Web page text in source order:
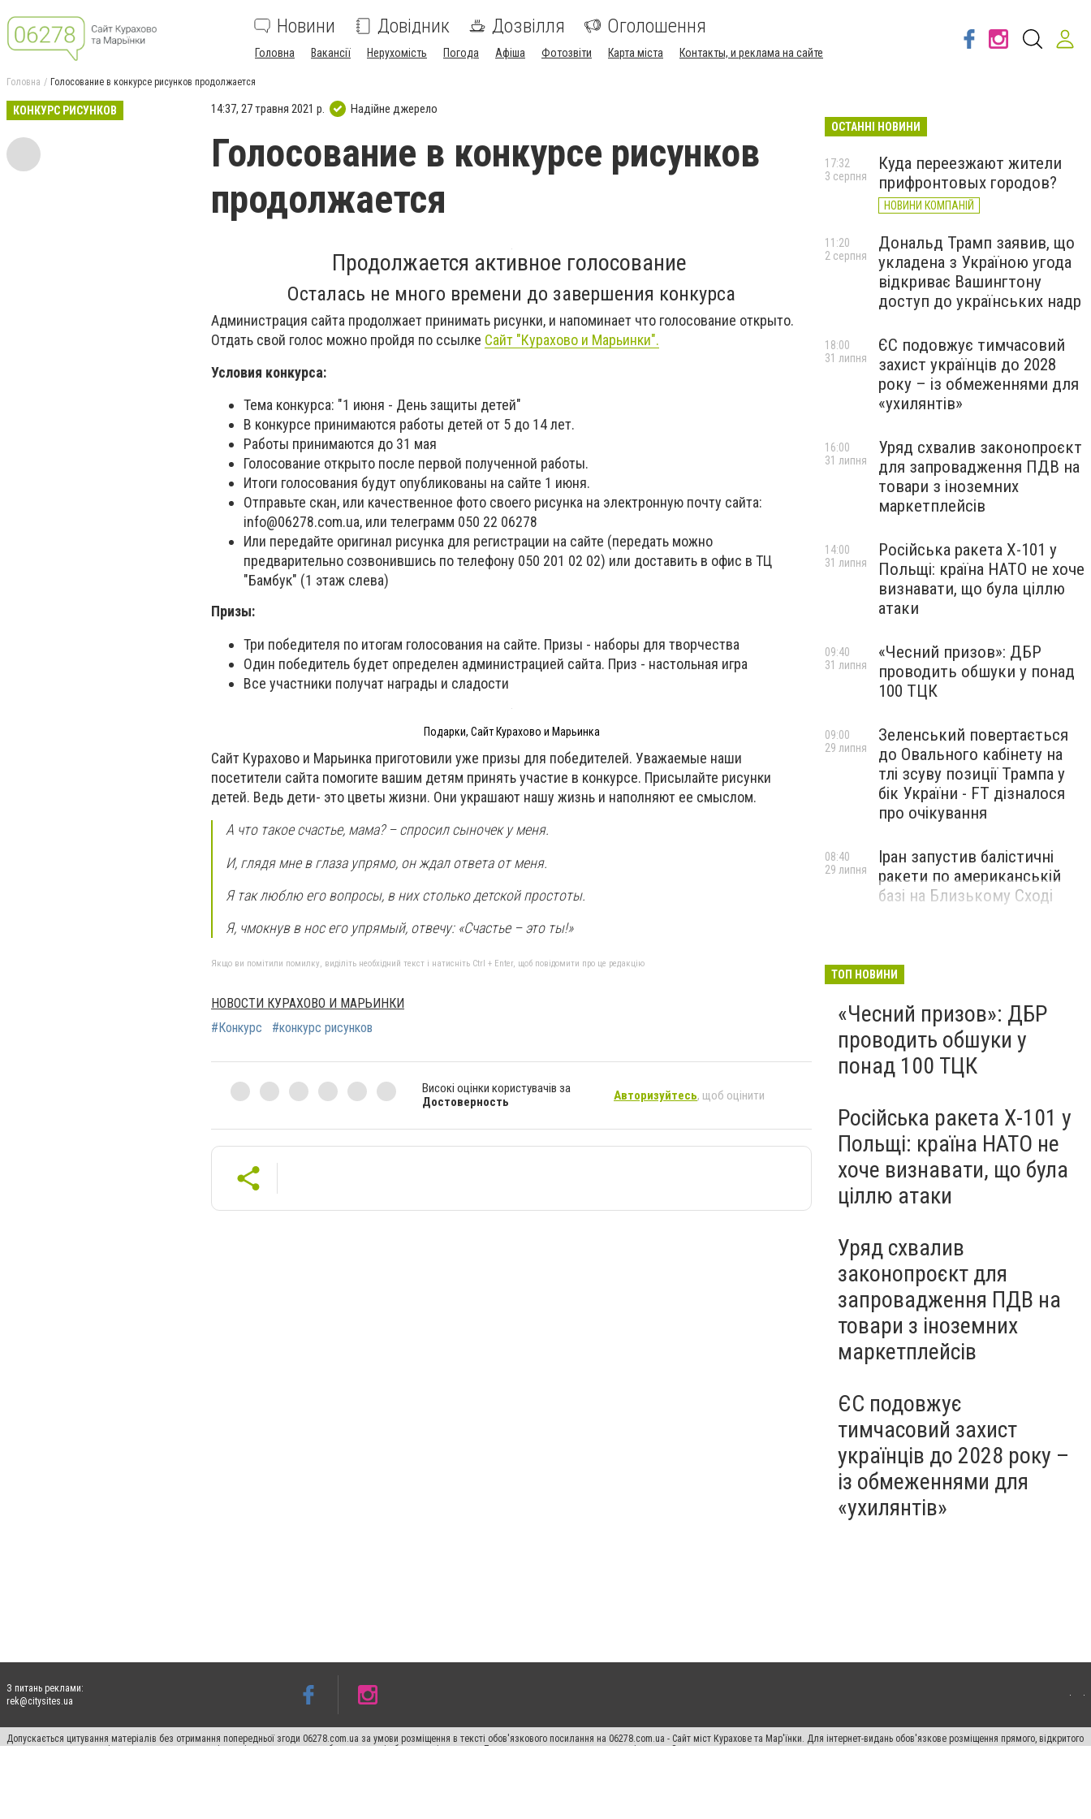
Новини Довідник Дозвілля Оголошення
Головна Вакансії Нерухомість Погода Афіша Фотозвіти Карта міста Контакты, и реклама на сайте
Головна Голосование в конкурсе рисунков продолжается
КОНКУРС РИСУНКОВ 14:37, 27 травня 2021 р. Надійне джерело
Голосование в конкурсе рисунков
продолжается
Продолжается активное голосование
Осталась не много времени до завершения конкурса
Администрация сайта продолжает принимать рисунки, и напоминает что голосование открыто.
Отдать свой голос можно пройдя по ссылке Сайт "Курахово и Марьинки".
Условия конкурса:
Тема конкурса: "1 июня - День защиты детей"
В конкурсе принимаются работы детей от 5 до 14 лет.
Работы принимаются до 31 мая
Голосование открыто после первой полученной работы.
Итоги голосования будут опубликованы на сайте 1 июня.
Отправьте скан, или качественное фото своего рисунка на электронную почту сайта:
info@06278.com.ua, или телеграмм 050 22 06278
Или передайте оригинал рисунка для регистрации на сайте (передать можно
предварительно созвонившись по телефону 050 201 02 02) или доставить в офис в ТЦ
"Бамбук" (1 этаж слева)
Призы:
Три победителя по итогам голосования на сайте. Призы - наборы для творчества
Один победитель будет определен администрацией сайта. Приз - настольная игра
Все участники получат награды и сладости
Подарки, Сайт Курахово и Марьинка
Сайт Курахово и Марьинка приготовили уже призы для победителей. Уважаемые наши
посетители сайта помогите вашим детям принять участие в конкурсе. Присылайте рисунки
детей. Ведь дети- это цветы жизни. Они украшают нашу жизнь и наполняют ее смыслом.
А что такое счастье, мама? – спросил сыночек у меня.
И, глядя мне в глаза упрямо, он ждал ответа от меня.
Я так люблю его вопросы, в них столько детской простоты.
Я, чмокнув в нос его упрямый, отвечу: «Счастье – это ты!»
Якщо ви помітили помилку, виділіть необхідний текст і натисніть Ctrl + Enter, щоб повідомити про це редакцію
НОВОСТИ КУРАХОВО И МАРЬИНКИ
#Конкурс
#конкурс рисунков
Високі оцінки користувачів за
Достоверность
Авторизуйтесь, щоб оцінити
ОСТАННІ НОВИНИ
Куда переезжают жители
прифронтовых городов?
НОВИНИ КОМПАНІЙ
17:32
3 серпня
Дональд Трамп заявив, що
укладена з Україною угода
відкриває Вашингтону
доступ до українських надр
11:20
2 серпня
ЄС подовжує тимчасовий
захист українців до 2028
року – із обмеженнями для
«ухилянтів»
18:00
31 липня
Уряд схвалив законопроєкт
для запровадження ПДВ на
товари з іноземних
маркетплейсів
16:00
31 липня
Російська ракета Х-101 у
Польщі: країна НАТО не хоче
визнавати, що була ціллю
атаки
14:00
31 липня
«Чесний призов»: ДБР
проводить обшуки у понад
100 ТЦК
09:40
31 липня
Зеленський повертається
до Овального кабінету на
тлі зсуву позиції Трампа у
бік України - FT дізналося
про очікування
09:00
29 липня
Іран запустив балістичні
ракети по американській
базі на Близькому Сході
08:40
29 липня
ТОП НОВИНИ
«Чесний призов»: ДБР
проводить обшуки у
понад 100 ТЦК
Російська ракета Х-101 у
Польщі: країна НАТО не
хоче визнавати, що була
ціллю атаки
Уряд схвалив
законопроєкт для
запровадження ПДВ на
товари з іноземних
маркетплейсів
ЄС подовжує
тимчасовий захист
українців до 2028 року –
із обмеженнями для
«ухилянтів»
З питань реклами:
rek@citysites.ua
Допускається цитування матеріалів без отримання попередньої згоди 06278.com.ua за умови розміщення в тексті обов'язкового посилання на 06278.com.ua - Сайт міст Курахове та Мар'їнки. Для інтернет-видань обов'язкове розміщення прямого, відкритого
для пошукових систем гіперпосилання на цитовані статті не нижче другого абзацу в тексті або в якості джерела. Порушення виняткових прав переслідується Законом.